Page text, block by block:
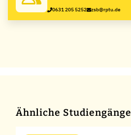
0631 205 5252 zsb@rptu.de
Ähnliche Studiengänge